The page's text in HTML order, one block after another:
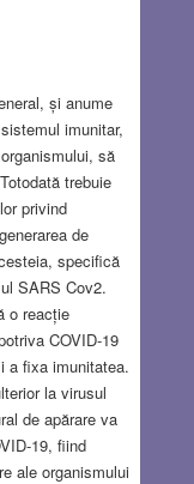
și anume
imunitar,
să
trebuie
privind
de
specifică
SARS Cov2.
o reacție
COVID-19
a fixa imunitatea.
la virusul
de apărare va
19, fiind
ale organismului